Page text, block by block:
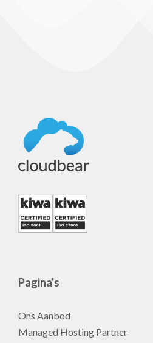
Pagina's
Ons Aanbod
Managed Hosting Partner